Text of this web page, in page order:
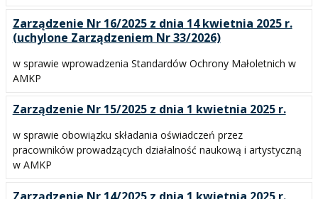
Zarządzenie Nr 16/2025 z dnia 14 kwietnia 2025 r.
(uchylone Zarządzeniem Nr 33/2026)
w sprawie wprowadzenia Standardów Ochrony Małoletnich w
AMKP
Zarządzenie Nr 15/2025 z dnia 1 kwietnia 2025 r.
w sprawie obowiązku składania oświadczeń przez
pracowników prowadzących działalność naukową i artystyczną
w AMKP
Zarządzenie Nr 14/2025 z dnia 1 kwietnia 2025 r.